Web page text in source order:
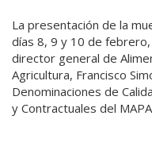
La presentación de la
días 8, 9 y 10 de
director general de
Agricultura, Francisco
Denominaciones de
y Contractuales del